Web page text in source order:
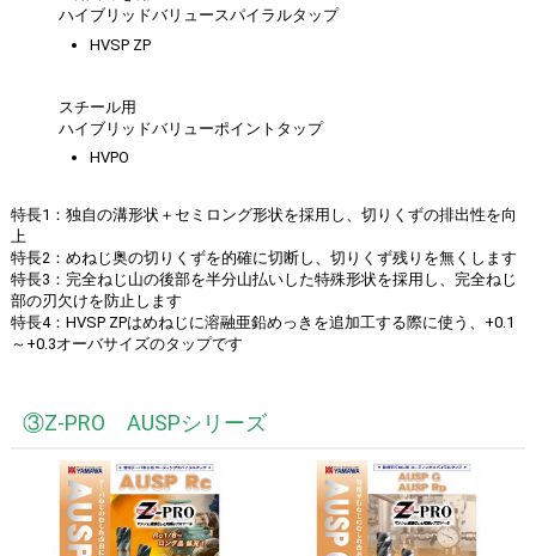
ハイブリッドバリュースパイラルタップ
HVSP ZP
スチール用
ハイブリッドバリューポイントタップ
HVPO
特長1：独自の溝形状＋セミロング形状を採用し、切りくずの排出性を向
上
特長2：めねじ奥の切りくずを的確に切断し、切りくず残りを無くします
特長3：完全ねじ山の後部を半分山払いした特殊形状を採用し、完全ねじ
部の刃欠けを防止します
特長4：HVSP ZPはめねじに溶融亜鉛めっきを追加工する際に使う、+0.1
～+0.3オーバサイズのタップです
③Z-PRO AUSPシリーズ